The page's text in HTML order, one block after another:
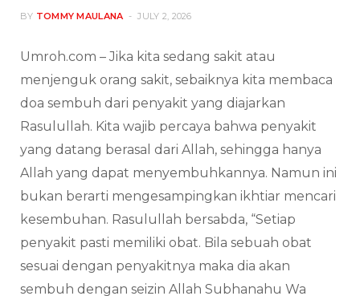
BY TOMMY MAULANA JULY 2, 2026
Umroh.com – Jika kita sedang sakit atau
menjenguk orang sakit, sebaiknya kita membaca
doa sembuh dari penyakit yang diajarkan
Rasulullah. Kita wajib percaya bahwa penyakit
yang datang berasal dari Allah, sehingga hanya
Allah yang dapat menyembuhkannya. Namun ini
bukan berarti mengesampingkan ikhtiar mencari
kesembuhan. Rasulullah bersabda, “Setiap
penyakit pasti memiliki obat. Bila sebuah obat
sesuai dengan penyakitnya maka dia akan
sembuh dengan seizin Allah Subhanahu Wa